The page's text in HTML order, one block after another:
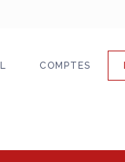
COMPTES